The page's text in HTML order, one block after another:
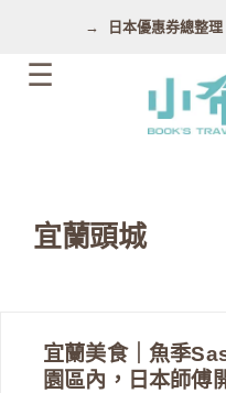
日本優惠券總整
宜蘭頭城
宜蘭美食｜魚季
園區內，日本師傅